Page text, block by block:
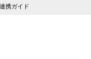
携ガイド